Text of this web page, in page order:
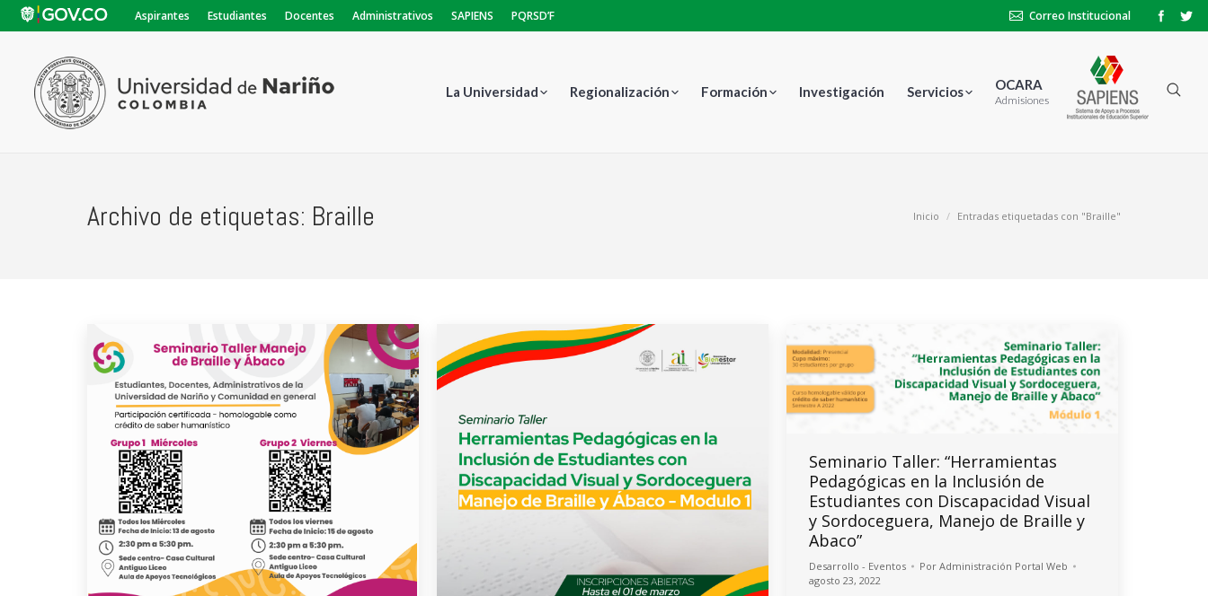
Aspirantes Estudiantes Docentes Administrativos SAPIENS PQRSD’F Correo Institucional
La Universidad Regionalización Formación Investigación Servicios OCARA
Admisiones
Archivo de etiquetas: Braille Inicio Entradas etiquetadas con "Braille"
Seminario Taller: “Herramientas
Pedagógicas en la Inclusión de
Estudiantes con Discapacidad Visual
y Sordoceguera, Manejo de Braille y
Abaco”
Desarrollo - Eventos Por Administración Portal Web
agosto 23, 2022